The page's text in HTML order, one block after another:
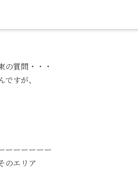
の質問・・・
すが、
ーーーーーー
のエリア